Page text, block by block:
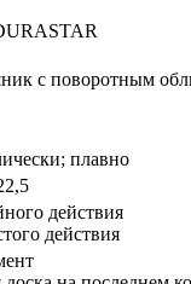
с поворотным
плавно
действия
действия